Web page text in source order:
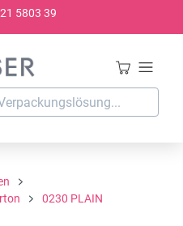
5803 39
0230 PLAIN